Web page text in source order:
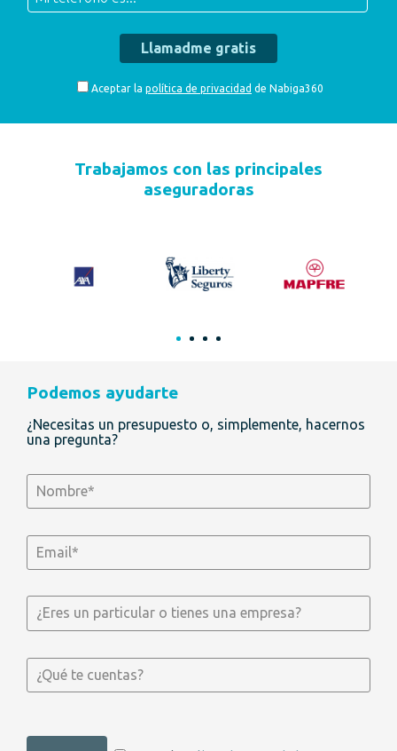
Aceptar la política de privacidad de Nabiga360
Trabajamos con las principales
aseguradoras
Podemos ayudarte
¿Necesitas un presupuesto o, simplemente, hacernos
una pregunta?
Nombre requerido
Email requerido
Particular o empresa
Mensaje ¿Qué te cuentas?